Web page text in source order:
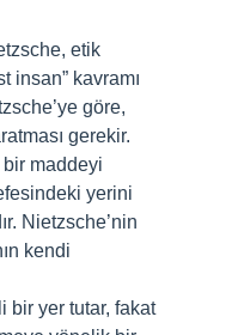
etik
insan” kavramı
göre,
gerekir.
maddeyi
yerini
Nietzsche’nin
kendi
bir yer tutar, fakat